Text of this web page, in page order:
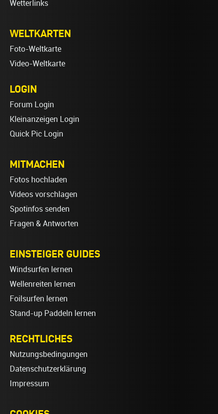
Wetterlinks
WELTKARTEN
Foto-Weltkarte
Video-Weltkarte
LOGIN
Forum Login
Kleinanzeigen Login
Quick Pic Login
MITMACHEN
Fotos hochladen
Videos vorschlagen
Spotinfos senden
Fragen & Antworten
EINSTEIGER GUIDES
Windsurfen lernen
Wellenreiten lernen
Foilsurfen lernen
Stand-up Paddeln lernen
RECHTLICHES
Nutzungsbedingungen
Datenschutzerklärung
Impressum